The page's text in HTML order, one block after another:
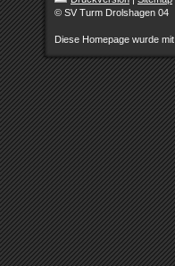
© SV Turm Drolshagen 04
Diese Homepage wurde mit